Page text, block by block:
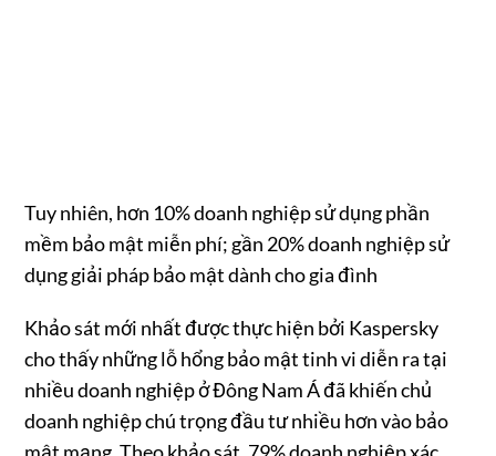
Tuy nhiên, hơn 10% doanh nghiệp sử dụng phần
mềm bảo mật miễn phí; gần 20% doanh nghiệp sử
dụng giải pháp bảo mật dành cho gia đình
Khảo sát mới nhất được thực hiện bởi Kaspersky
cho thấy những lỗ hổng bảo mật tinh vi diễn ra tại
nhiều doanh nghiệp ở Đông Nam Á đã khiến chủ
doanh nghiệp chú trọng đầu tư nhiều hơn vào bảo